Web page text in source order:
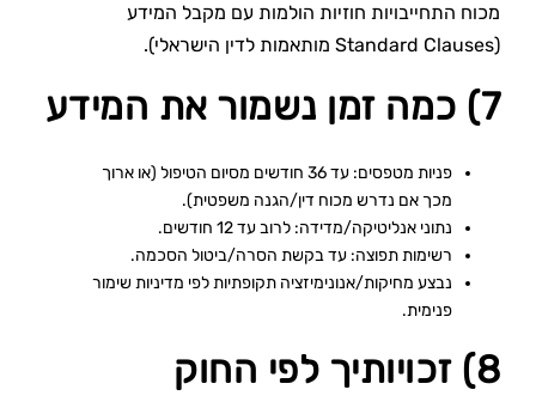
מכוח התחייבויות חוזיות הולמות עם מקבל המידע
(Standard Clauses מותאמות לדין הישראלי).
7) כמה זמן נשמור את המידע
פניות מטפסים: עד 36 חודשים מסיום הטיפול (או ארוך
מכך אם נדרש מכוח דין/הגנה משפטית).
נתוני אנליטיקה/מדידה: לרוב עד 12 חודשים.
רשימות תפוצה: עד בקשת הסרה/ביטול הסכמה.
נבצע מחיקות/אנונימיזציה תקופתיות לפי מדיניות שימור
פנימית.
8) זכויותיך לפי החוק